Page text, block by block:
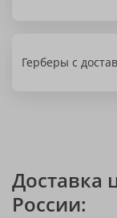
Герберы с
Доставка
России: